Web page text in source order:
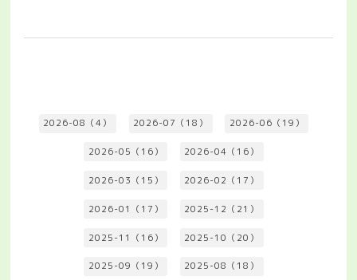
2026-08（4） 2026-07（18） 2026-06（19）
2026-05（16） 2026-04（16）
2026-03（15） 2026-02（17）
2026-01（17） 2025-12（21）
2025-11（16） 2025-10（20）
2025-09（19） 2025-08（18）